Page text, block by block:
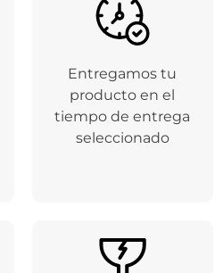
Entregamos tu
producto en el
tiempo de entrega
seleccionado